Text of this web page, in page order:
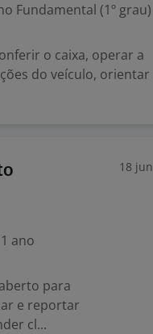
Fundamental (1º grau)
o caixa, operar a
do veículo, orientar
18 jun
ano
para
e reportar
cl...